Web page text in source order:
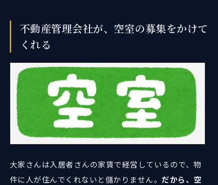
不動産管理会社が、空室の募集をかけて
くれる
大家さんは入居者さんの家賃で経営しているので、物
件に人が住んでくれないと儲かりません。 だから、空